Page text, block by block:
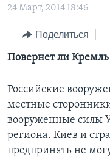
навигации
Перейти
поиск
НОВОСТИ ЗА МИНУТУ
ИТОГИ
ПОЧЕМУ ЭТО
ДЕТАЛИ
НЬЮ-ЙОРК NEW
АМЕРИКА.
УЧИМ АНГЛИЙСКИЙ
НАША
А КАК В АМЕРИКЕ?
АМЕРИКАНСКИЕ
ТЕСТЫ
ЭКСПЕРТИЗА
ИНТЕРВЬЮ
ФАКТЫ ПРОТИВ
УЧИМ АНГЛИЙСКИЙ
ВИДЕО
ПОДПИСКА НА
24 Март, 2014 18:46
Поделиться
Повернет ли
Российские
местные
вооруженные силы
региона. Киев и
предпринять не